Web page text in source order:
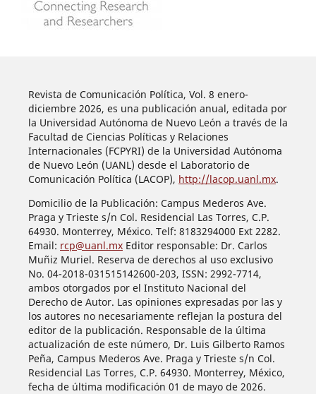
Revista de Comunicación Política, Vol. 8 enero-
diciembre 2026, es una publicación anual, editada por
la Universidad Autónoma de Nuevo León a través de la
Facultad de Ciencias Políticas y Relaciones
Internacionales (FCPYRI) de la Universidad Autónoma
de Nuevo León (UANL) desde el Laboratorio de
Comunicación Política (LACOP), http://lacop.uanl.mx.
Domicilio de la Publicación: Campus Mederos Ave.
Praga y Trieste s/n Col. Residencial Las Torres, C.P.
64930. Monterrey, México. Telf: 8183294000 Ext 2282.
Email: rcp@uanl.mxEditor responsable: Dr. Carlos
Muñiz Muriel. Reserva de derechos al uso exclusivo
No. 04-2018-031515142600-203, ISSN: 2992-7714,
ambos otorgados por el Instituto Nacional del
Derecho de Autor. Las opiniones expresadas por las y
los autores no necesariamente reflejan la postura del
editor de la publicación. Responsable de la última
actualización de este número, Dr. Luis Gilberto Ramos
Peña, Campus Mederos Ave. Praga y Trieste s/n Col.
Residencial Las Torres, C.P. 64930. Monterrey, México,
fecha de última modificación 01 de mayo de 2026.